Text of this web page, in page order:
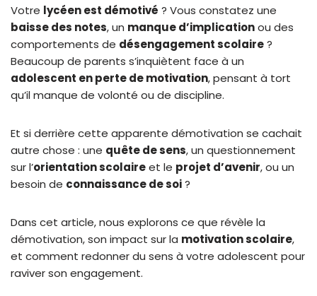
Votre lycéen est démotivé ? Vous constatez une
baisse des notes, un manque d’implicationou des
comportements de désengagement scolaire?
Beaucoup de parents s’inquiètent face à un
adolescent en perte de motivation, pensant à tort
qu’il manque de volonté ou de discipline.
Et si derrière cette apparente démotivation se cachait
autre chose : une quête de sens, un questionnement
sur l’orientation scolaireet le projet d’avenir, ou un
besoin de connaissance de soi?
Dans cet article, nous explorons ce que révèle la
démotivation, son impact sur la motivation scolaire,
et comment redonner du sens à votre adolescent pour
raviver son engagement.